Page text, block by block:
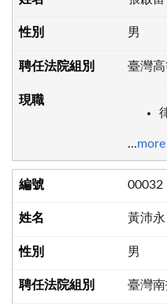
男
臺灣
...more
00032
黃沛永
男
臺灣